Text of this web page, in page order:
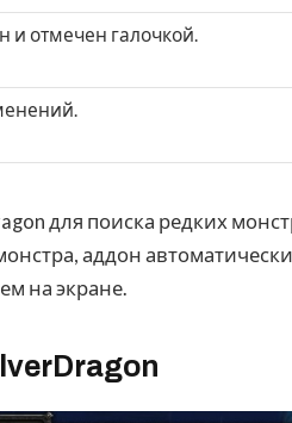
и отмечен галочкой.
для поиска редких
аддон автоматически
на экране.